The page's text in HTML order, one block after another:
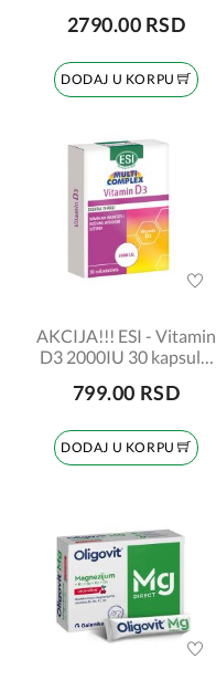
2790.00 RSD
DODAJ U KORPU
AKCIJA!!! ESI - Vitamin
D3 2000IU 30 kapsula,
799.00 RSD
DODAJ U KORPU